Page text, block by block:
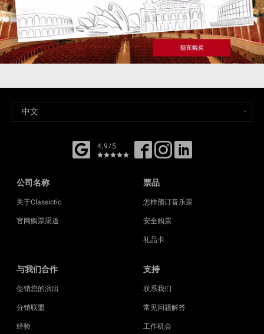
4,9/5
公司名称
关于Classictic
官网购票渠道
票品
怎样预订音乐票
安全购票
礼品卡
与我们合作
促销您的演出
分销联盟
经验
支持
联系我们
常见问题解答
工作机会